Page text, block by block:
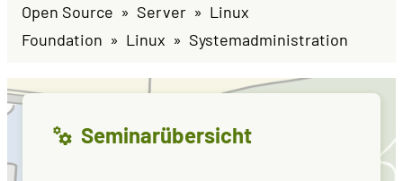
Open Source Server
Linux
Foundation
Linux Systemadministration
Seminarübersicht